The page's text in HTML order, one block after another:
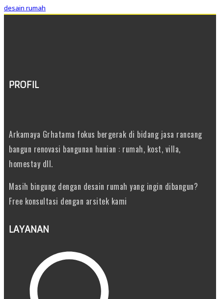
desain rumah
PROFIL
Arkamaya Grhatama fokus bergerak di bidang jasa rancang
bangun renovasi bangunan hunian : rumah, kost, villa,
homestay dll.
Masih bingung dengan desain rumah yang ingin dibangun?
Free konsultasi dengan arsitek kami
LAYANAN